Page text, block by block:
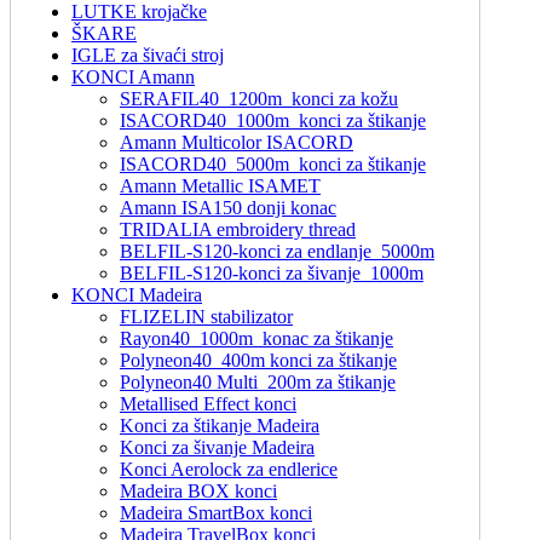
LUTKE krojačke
ŠKARE
IGLE za šivaći stroj
KONCI Amann
SERAFIL40_1200m_konci za kožu
ISACORD40_1000m_konci za štikanje
Amann Multicolor ISACORD
ISACORD40_5000m_konci za štikanje
Amann Metallic ISAMET
Amann ISA150 donji konac
TRIDALIA embroidery thread
BELFIL-S120-konci za endlanje_5000m
BELFIL-S120-konci za šivanje_1000m
KONCI Madeira
FLIZELIN stabilizator
Rayon40_1000m_konac za štikanje
Polyneon40_400m konci za štikanje
Polyneon40 Multi_200m za štikanje
Metallised Effect konci
Konci za štikanje Madeira
Konci za šivanje Madeira
Konci Aerolock za endlerice
Madeira BOX konci
Madeira SmartBox konci
Madeira TravelBox konci